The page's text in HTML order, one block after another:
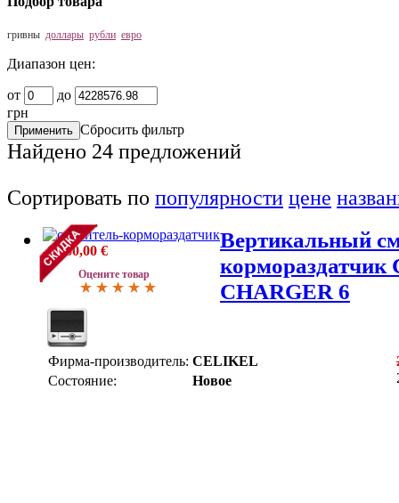
гривны доллары рубли евро
Диапазон цен:
от
до
грн
Сбросить фильтр
Найдено 24 предложений
Сортировать по популярности цене
-1 860,00 €
Оцените товар
Вертикальный
CHARGER 6
Фирма-производитель: CELIKEL
Состояние:
Новое